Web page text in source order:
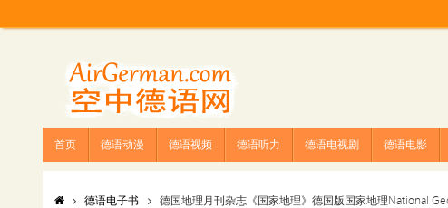
首页 德语动漫 德语视频 德语听力 德语电视剧 德语电影
德语电子书 德国地理月刊杂志《国家地理》德国版国家地理National